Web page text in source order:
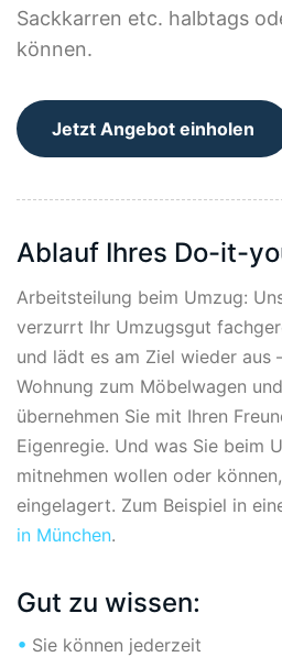
Sackkarren etc. halbtags
können.
Jetzt Angebot einholen
Ablauf Ihres Do-it-
Arbeitsteilung beim Umzug:
verzurrt Ihr Umzugsgut
und lädt es am Ziel wieder aus
Wohnung zum Möbelwagen
übernehmen Sie mit Ihren
Eigenregie. Und was Sie beim
mitnehmen wollen oder
eingelagert. Zum Beispiel in
in München.
Gut zu wissen:
Sie können jederzeit